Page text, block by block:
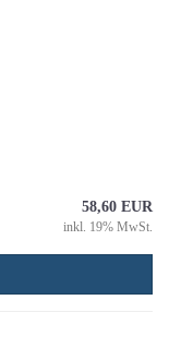
58,60 EUR
inkl. 19% MwSt.